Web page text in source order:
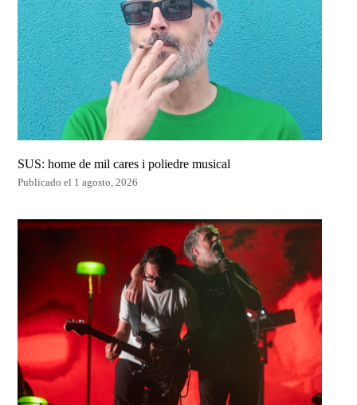
SUS: home de mil cares i poliedre musical
Publicado el 1 agosto, 2026